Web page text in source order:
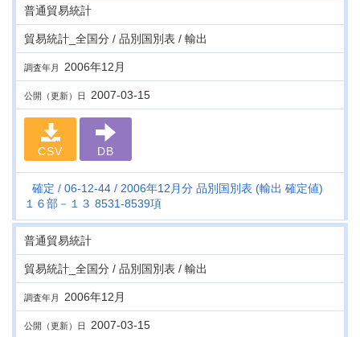
普通貿易統計
貿易統計_全国分 / 品別国別表 / 輸出
調査年月 2006年12月
公開（更新）日 2007-03-15
CSV DB
確定 06-12-44
2006年12月分 品別国別表 (輸出 確定値)
１６部－１３ 8531-8539項
普通貿易統計
貿易統計_全国分 / 品別国別表 / 輸出
調査年月 2006年12月
公開（更新）日 2007-03-15